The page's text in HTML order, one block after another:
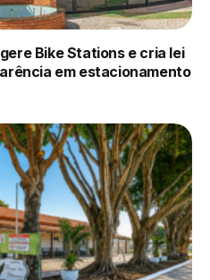
Bike Stations e cria lei
em estacionamento